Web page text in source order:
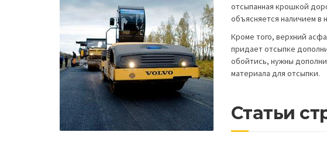
отсыпанная крошкой
объясняется наличием
Кроме того, верхний
придает отсыпке
обойтись, нужны
материала для отсыпки.
Статьи